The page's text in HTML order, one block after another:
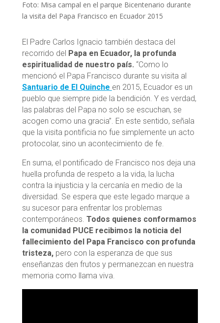
Foto: Misa campal en el parque Bicentenario durante
la visita del Papa Francisco en Ecuador 2015
El Padre Carlos Ignacio también destaca del
recorrido del Papa en Ecuador, la profunda
espiritualidad de nuestro país. “Como lo
mencionó el Papa Francisco durante su visita al
Santuario de El Quinche en 2015, Ecuador es un
pueblo que siempre pide la bendición. Y es verdad,
las palabras del Papa no solo se escuchan, se
acogen como una gracia”. En este sentido, señala
que la visita pontificia no fue simplemente un acto
protocolar, sino un acontecimiento de fe.
En suma, el pontificado de Francisco nos deja una
huella profunda de respeto a la vida, la lucha
contra la injusticia y la cercanía en medio de la
diversidad. Se espera que este legado marque a
su sucesor para enfrentar los problemas
contemporáneos. Todos quienes conformamos
la comunidad PUCE recibimos la noticia del
fallecimiento del Papa Francisco con profunda
tristeza,pero con la esperanza de que sus
enseñanzas den frutos y permanezcan en nuestra
memoria como llama viva.